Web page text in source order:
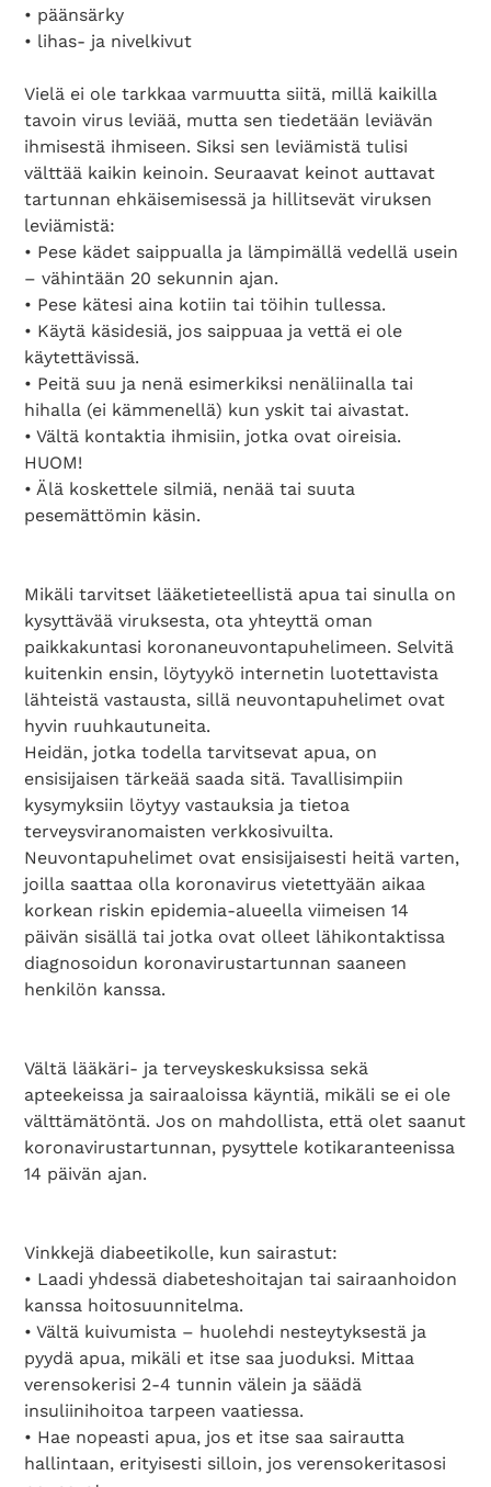
Search Diabetes Wellness Suomi
• päänsärky
• lihas- ja nivelkivut
Vielä ei ole tarkkaa varmuutta siitä, millä kaikilla
tavoin virus leviää, mutta sen tiedetään leviävän
ihmisestä ihmiseen. Siksi sen leviämistä tulisi
välttää kaikin keinoin. Seuraavat keinot auttavat
tartunnan ehkäisemisessä ja hillitsevät viruksen
leviämistä:
• Pese kädet saippualla ja lämpimällä vedellä usein
– vähintään 20 sekunnin ajan.
• Pese kätesi aina kotiin tai töihin tullessa.
• Käytä käsidesiä, jos saippuaa ja vettä ei ole
käytettävissä.
• Peitä suu ja nenä esimerkiksi nenäliinalla tai
hihalla (ei kämmenellä) kun yskit tai aivastat.
• Vältä kontaktia ihmisiin, jotka ovat oireisia.
HUOM!
• Älä koskettele silmiä, nenää tai suuta
pesemättömin käsin.
Mikäli tarvitset lääketieteellistä apua tai sinulla on
kysyttävää viruksesta, ota yhteyttä oman
paikkakuntasi koronaneuvontapuhelimeen. Selvitä
kuitenkin ensin, löytyykö internetin luotettavista
lähteistä vastausta, sillä neuvontapuhelimet ovat
hyvin ruuhkautuneita.
Heidän, jotka todella tarvitsevat apua, on
ensisijaisen tärkeää saada sitä. Tavallisimpiin
kysymyksiin löytyy vastauksia ja tietoa
terveysviranomaisten verkkosivuilta.
Neuvontapuhelimet ovat ensisijaisesti heitä varten,
joilla saattaa olla koronavirus vietettyään aikaa
korkean riskin epidemia-alueella viimeisen 14
päivän sisällä tai jotka ovat olleet lähikontaktissa
diagnosoidun koronavirustartunnan saaneen
henkilön kanssa.
Vältä lääkäri- ja terveyskeskuksissa sekä
apteekeissa ja sairaaloissa käyntiä, mikäli se ei ole
välttämätöntä. Jos on mahdollista, että olet saanut
koronavirustartunnan, pysyttele kotikaranteenissa
14 päivän ajan.
Vinkkejä diabeetikolle, kun sairastut:
• Laadi yhdessä diabeteshoitajan tai sairaanhoidon
kanssa hoitosuunnitelma.
• Vältä kuivumista – huolehdi nesteytyksestä ja
pyydä apua, mikäli et itse saa juoduksi. Mittaa
verensokerisi 2-4 tunnin välein ja säädä
insuliinihoitoa tarpeen vaatiessa.
• Hae nopeasti apua, jos et itse saa sairautta
hallintaan, erityisesti silloin, jos verensokeritasosi